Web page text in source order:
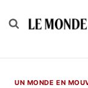
to
UN MONDE EN